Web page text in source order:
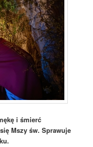
i śmierć
Mszy św. Sprawuje